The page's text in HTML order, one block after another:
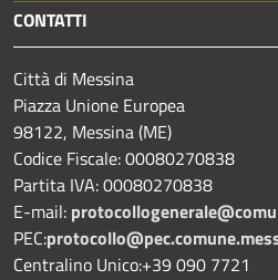
CONTATTI
Città di Messina
Piazza Unione Europea
98122, Messina (ME)
Codice Fiscale: 00080270838
Partita IVA: 00080270838
E-mail:
PEC:
Centralino Unico:+39 090 7721